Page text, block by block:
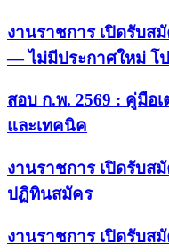
งานราชการ เปิดรับส
— ไม่มีประกาศใหม่ โ
สอบ ก.พ. 2569 : คู่มือ
และเทคนิค
งานราชการ เปิดรับส
ปฏิทินสมัคร
งานราชการ เปิดรับส